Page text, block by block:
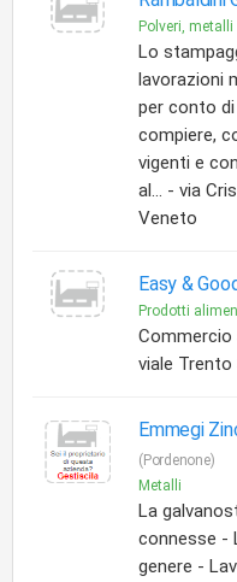
Polveri, metalli
Lo
lavorazioni
per conto
compiere,
vigenti e
al... - via
Veneto
Easy &
Prodotti
Commercio
viale Trento
Emmegi
(Pordenone)
Metalli
La
connesse -
genere -